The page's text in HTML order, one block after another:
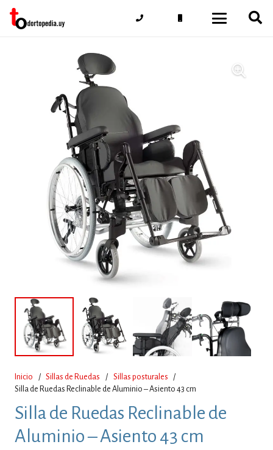
Inicio / Sillas de Ruedas / Sillas posturales
/
Silla de Ruedas Reclinable de Aluminio – Asiento 43 cm
Silla de Ruedas Reclinable de
Aluminio – Asiento 43 cm